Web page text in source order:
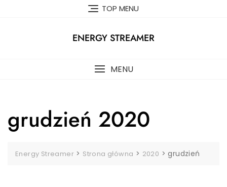
TOP MENU
ENERGY STREAMER
MENU
grudzień 2020
Energy Streamer > Strona główna > 2020 >grudzień